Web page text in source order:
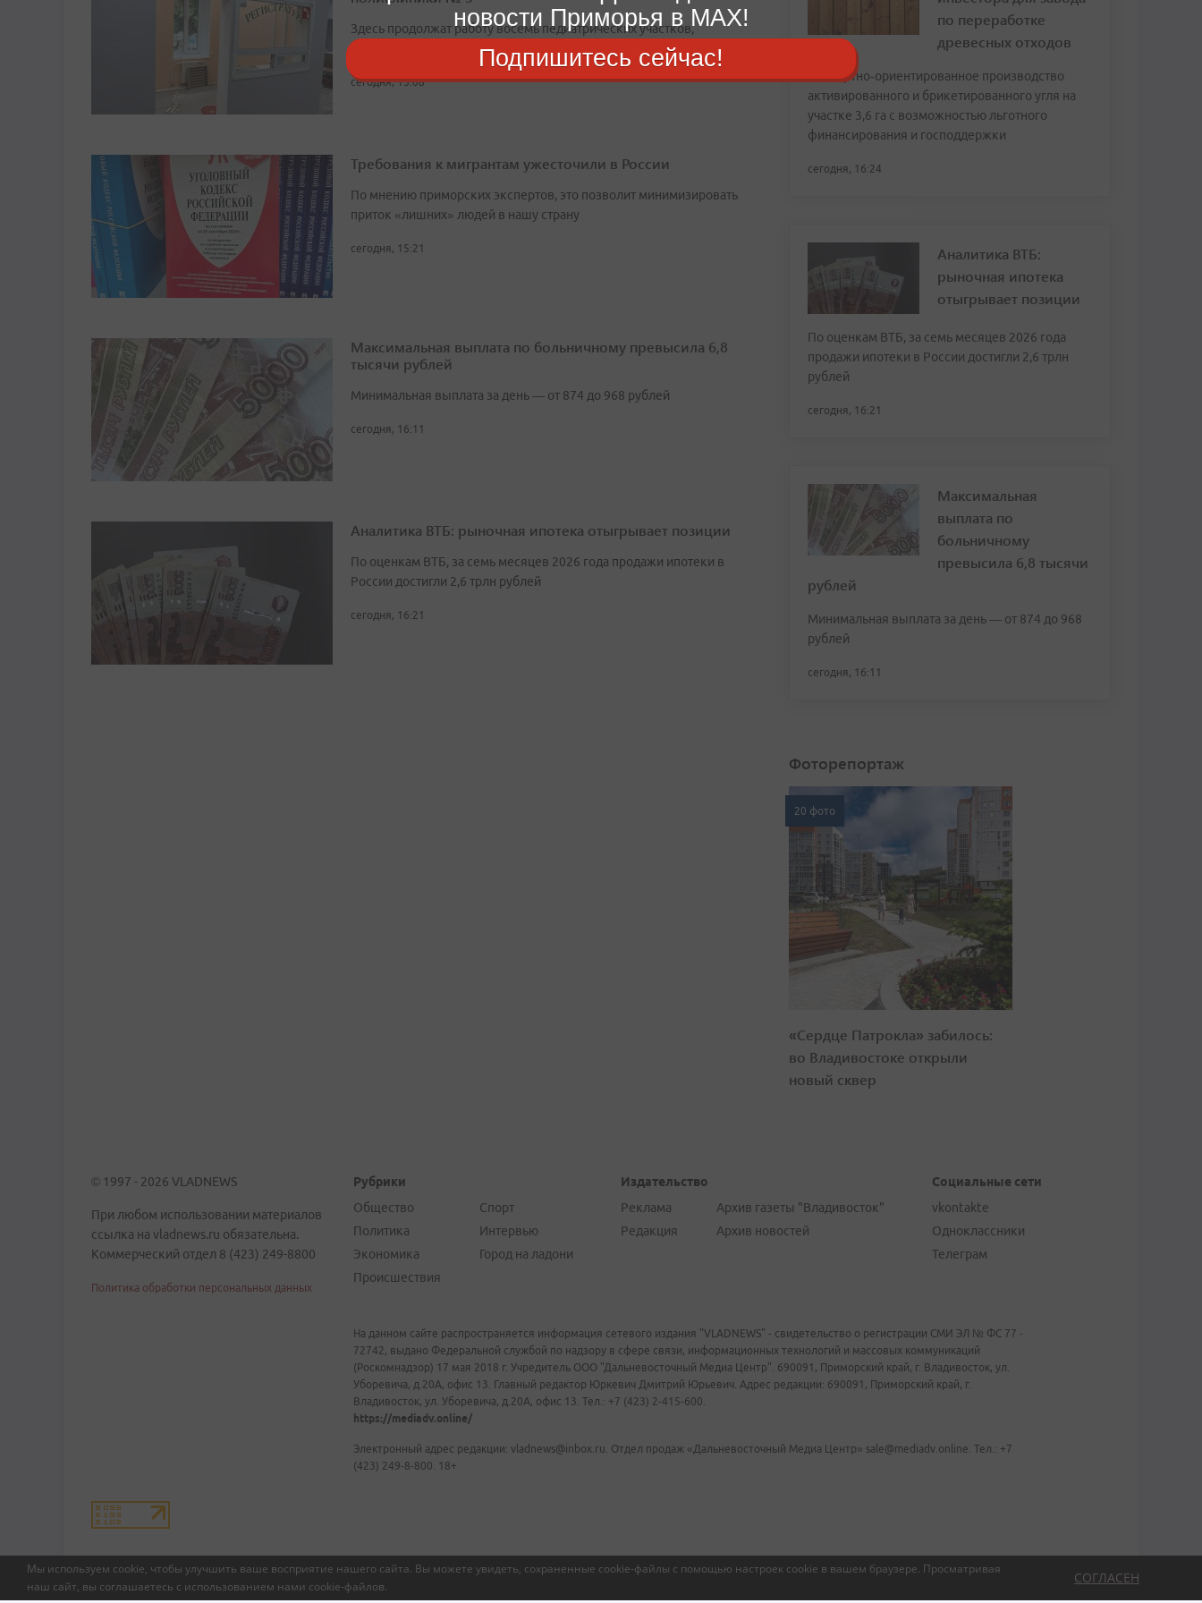
Мы используем cookie, чтобы улучшить ваше восприятие нашего сайта. Вы можете увидеть, сохраненные cookie-файлы с помощью настроек cookie в вашем браузере. Просматривая
наш сайт, вы соглашаетесь с использованием нами cookie-файлов.
СОГЛАСЕН
Здесь продолжат работу восемь педиатрических участков,
прививочный и процедурный кабинеты
сегодня, 15:08
Требования к мигрантам ужесточили в России
По мнению приморских экспертов, это позволит минимизировать
приток «лишних» людей в нашу страну
сегодня, 15:21
Максимальная выплата по больничному превысила 6,8
тысячи рублей
Минимальная выплата за день — от 874 до 968 рублей
сегодня, 16:11
Аналитика ВТБ: рыночная ипотека отыгрывает позиции
По оценкам ВТБ, за семь месяцев 2026 года продажи ипотеки в
России достигли 2,6 трлн рублей
сегодня, 16:21
по переработке
древесных отходов
Экспортно‑ориентированное производство
активированного и брикетированного угля на
участке 3,6 га с возможностью льготного
финансирования и господдержки
сегодня, 16:24
Аналитика ВТБ:
рыночная ипотека
отыгрывает позиции
По оценкам ВТБ, за семь месяцев 2026 года
продажи ипотеки в России достигли 2,6 трлн
рублей
сегодня, 16:21
Максимальная
выплата по
больничному
превысила 6,8 тысячи
рублей
Минимальная выплата за день — от 874 до 968
рублей
сегодня, 16:11
Фоторепортаж
20 фото
«Сердце Патрокла» забилось:
во Владивостоке открыли
новый сквер
© 1997 - 2026 VLADNEWS
При любом использовании материалов
ссылка на vladnews.ru обязательна.
Коммерческий отдел 8 (423) 249-8800
Политика обработки персональных данных
Рубрики
Общество
Политика
Экономика
Происшествия
Спорт
Интервью
Город на ладони
Издательство
Реклама
Редакция
Архив газеты "Владивосток"
Архив новостей
Социальные сети
vkontakte
Одноклассники
Телеграм
На данном сайте распространяется информация сетевого издания "VLADNEWS" - свидетельство о регистрации СМИ ЭЛ № ФС 77 -
72742, выдано Федеральной службой по надзору в сфере связи, информационных технологий и массовых коммуникаций
(Роскомнадзор) 17 мая 2018 г. Учредитель ООО "Дальневосточный Медиа Центр". 690091, Приморский край, г. Владивосток, ул.
Уборевича, д.20А, офис 13. Главный редактор Юркевич Дмитрий Юрьевич. Адрес редакции: 690091, Приморский край, г.
Владивосток, ул. Уборевича, д.20А, офис 13. Тел.: +7 (423) 2-415-600.
https://mediadv.online/
Электронный адрес редакции: vladnews@inbox.ru. Отдел продаж «Дальневосточный Медиа Центр» sale@mediadv.online. Тел.: +7
(423) 249-8-800. 18+
новости Приморья в MAX!
Подпишитесь сейчас!